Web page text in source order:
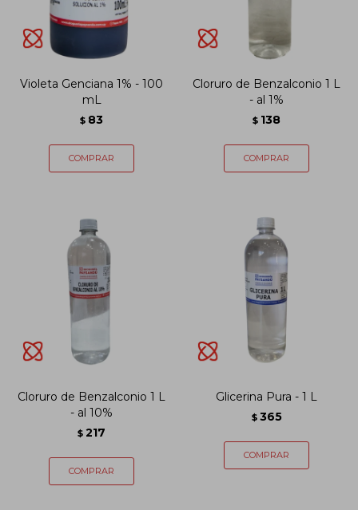
Violeta Genciana 1% - 100
mL
$ 83
Cloruro de Benzalconio 1 L
- al 1%
$ 138
Cloruro de Benzalconio 1 L
- al 10%
$ 217
Glicerina Pura - 1 L
$ 365